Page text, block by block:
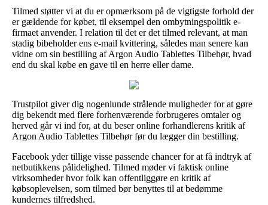
Tilmed støtter vi at du er opmærksom på de vigtigste forhold der
er gældende for købet, til eksempel den ombytningspolitik e-
firmaet anvender. I relation til det er det tilmed relevant, at man
stadig bibeholder ens e-mail kvittering, således man senere kan
vidne om sin bestilling af Argon Audio Tablettes Tilbehør, hvad
end du skal købe en gave til en herre eller dame.
Trustpilot giver dig nogenlunde strålende muligheder for at gøre
dig bekendt med flere forhenværende forbrugeres omtaler og
herved går vi ind for, at du beser online forhandlerens kritik af
Argon Audio Tablettes Tilbehør før du lægger din bestilling.
Facebook yder tillige visse passende chancer for at få indtryk af
netbutikkens pålidelighed. Tilmed møder vi faktisk online
virksomheder hvor folk kan offentliggøre en kritik af
købsoplevelsen, som tilmed bør benyttes til at bedømme
kundernes tilfredshed.